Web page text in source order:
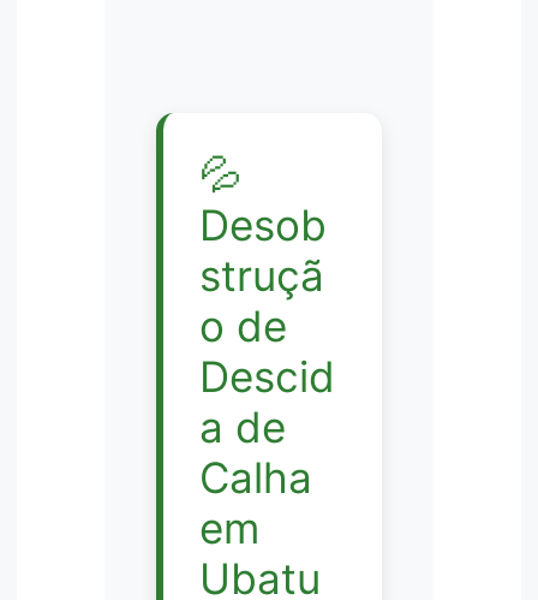
💦
Desob
struçã
o de
Descid
a de
Calha
em
Ubatu